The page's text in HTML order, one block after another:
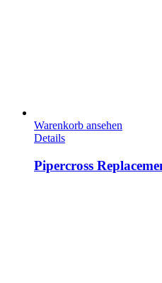
Warenkorb ansehen
Details
Pipercross